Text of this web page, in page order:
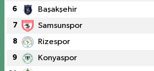
6 Başakşehir
7 Samsunspor
8 Rizespor
9 Konyaspor